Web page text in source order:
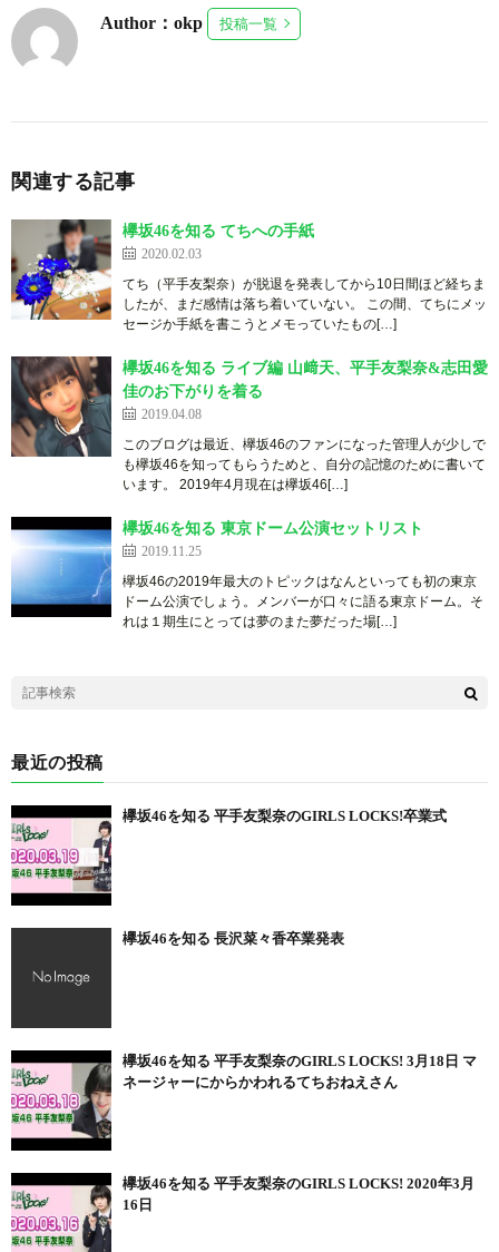
Author：okp 投稿一覧
関連する記事
欅坂46を知る てちへの手紙
2020.02.03
てち（平手友梨奈）が脱退を発表してから10日間ほど経ちま
したが、まだ感情は落ち着いていない。 この間、てちにメッ
セージか手紙を書こうとメモっていたもの[…]
欅坂46を知る ライブ編 山﨑天、平手友梨奈&志田愛
佳のお下がりを着る
2019.04.08
このブログは最近、欅坂46のファンになった管理人が少しで
も欅坂46を知ってもらうためと、自分の記憶のために書いて
います。 2019年4月現在は欅坂46[…]
欅坂46を知る 東京ドーム公演セットリスト
2019.11.25
欅坂46の2019年最大のトピックはなんといっても初の東京
ドーム公演でしょう。メンバーが口々に語る東京ドーム。そ
れは１期生にとっては夢のまた夢だった場[…]
最近の投稿
欅坂46を知る 平手友梨奈のGIRLS LOCKS!卒業式
欅坂46を知る 長沢菜々香卒業発表
欅坂46を知る 平手友梨奈のGIRLS LOCKS! 3月18日 マ
ネージャーにからかわれるてちおねえさん
欅坂46を知る 平手友梨奈のGIRLS LOCKS! 2020年3月
16日